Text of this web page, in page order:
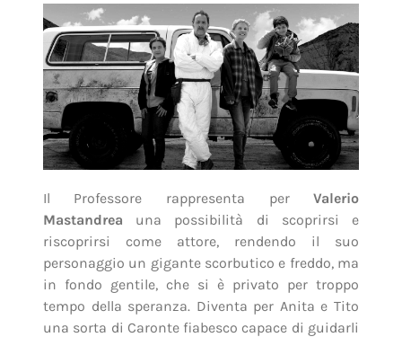
Il Professore rappresenta perValerio
Mastandrea una possibilità di scoprirsi e
riscoprirsi come attore, rendendo il suo
personaggio un gigante scorbutico e freddo, ma
in fondo gentile, che si è privato per troppo
tempo della speranza. Diventa per Anita e Tito
una sorta di Caronte fiabesco capace di guidarli